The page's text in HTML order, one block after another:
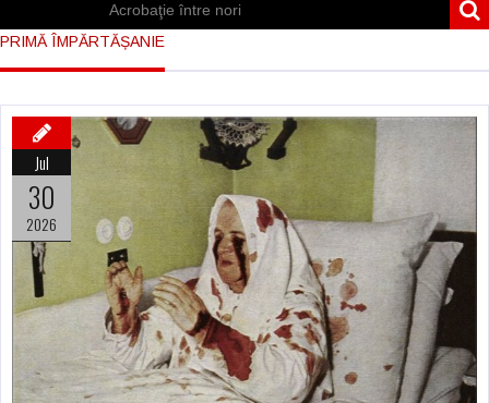
Acrobaţie între nori
Iisus a apărut într-
Marea vânătoare
de vrăjitoare din
Vrăjitoare
zburătoare în Mexic
Magia în Thailanda
Madona lacrimilor
PRIMĂ ÎMPĂRTĂȘANIE
Jul
30
2026